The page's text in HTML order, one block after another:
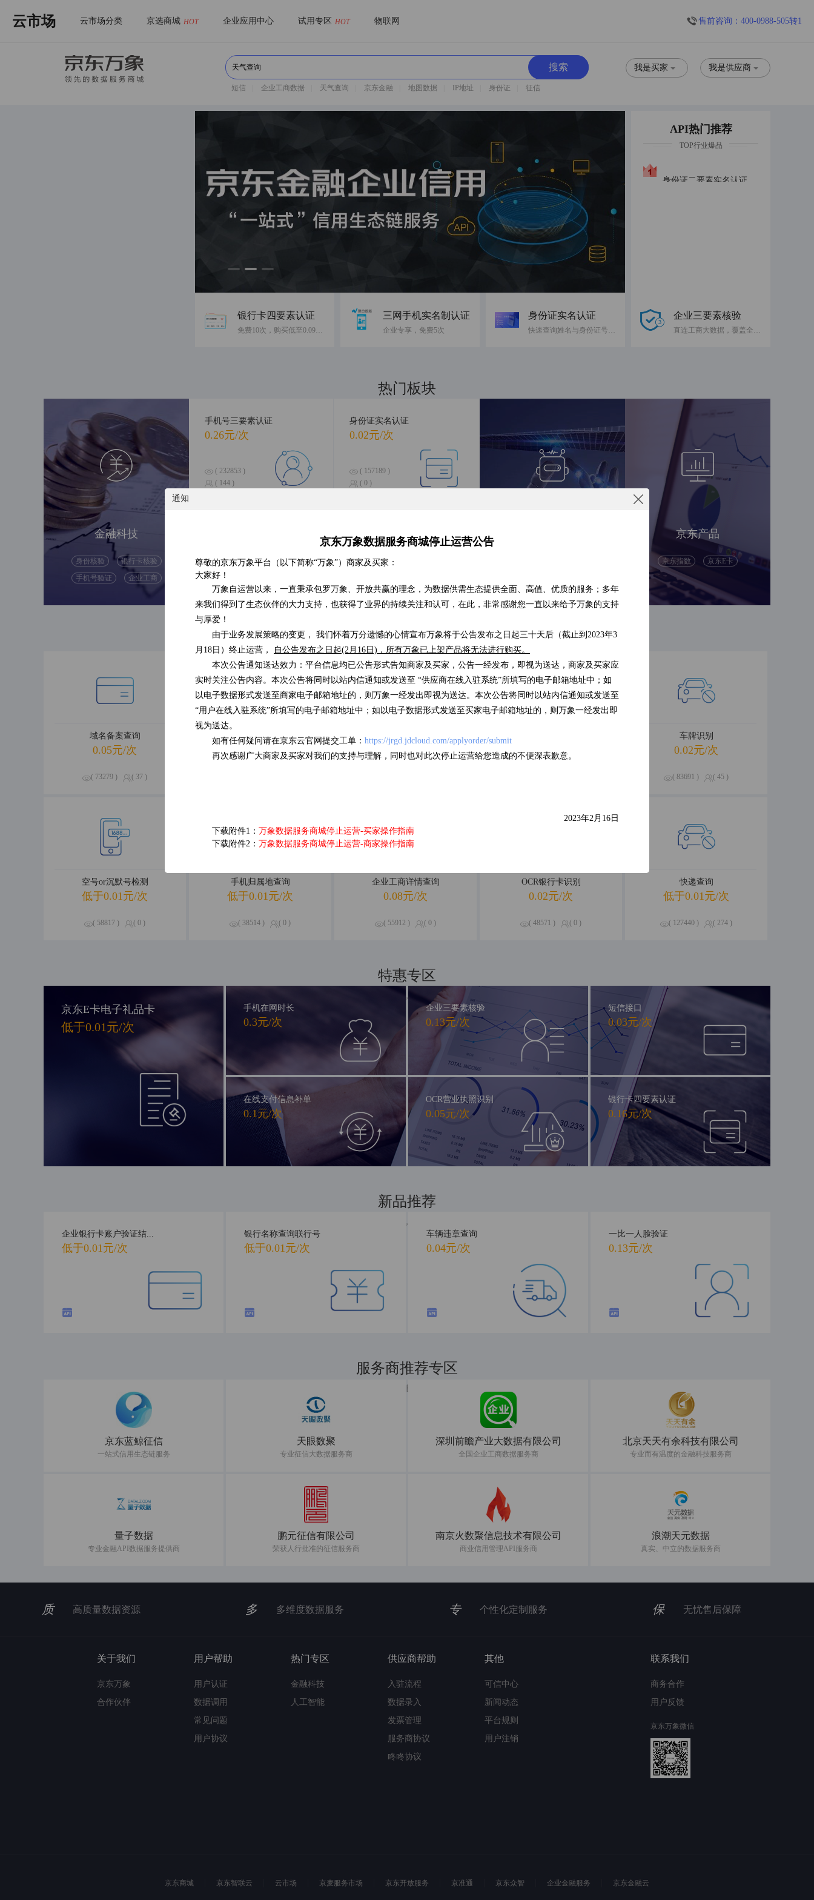
通知
京东万象数据服务商城停止运营公告
尊敬的京东万象平台（以下简称“万象”）商家及买家：
大家好！
万象自运营以来，一直秉承包罗万象、开放共赢的理念，为数据供需生态提供全面、高值、优质的服务；多年
来我们得到了生态伙伴的大力支持，也获得了业界的持续关注和认可，在此，非常感谢您一直以来给予万象的支持
与厚爱！
由于业务发展策略的变更， 我们怀着万分遗憾的心情宣布万象将于公告发布之日起三十天后（截止到2023年3
月18日）终止运营，
自公告发布之日起(2月16日)，所有万象已上架产品将无法进行购买。
本次公告通知送达效力：平台信息均已公告形式告知商家及买家，公告一经发布，即视为送达，商家及买家应
实时关注公告内容。本次公告将同时以站内信通知或发送至 “供应商在线入驻系统”所填写的电子邮箱地址中；如
以电子数据形式发送至商家电子邮箱地址的，则万象一经发出即视为送达。本次公告将同时以站内信通知或发送至
“用户在线入驻系统”所填写的电子邮箱地址中；如以电子数据形式发送至买家电子邮箱地址的，则万象一经发出即
视为送达。
如有任何疑问请在京东云官网提交工单： https://jrgd.jdcloud.com/applyorder/submit
再次感谢广大商家及买家对我们的支持与理解，同时也对此次停止运营给您造成的不便深表歉意。
2023年2月16日
下载附件1： 万象数据服务商城停止运营-买家操作指南
下载附件2： 万象数据服务商城停止运营-商家操作指南
云市场 云市场分类 京选商城 HOT 企业应用中心 试用专区 HOT 物联网 售前咨询：400-0988-505转1
我是供应商
我是买家
短信 企业工商数据 天气查询 京东金融 地图数据 IP地址 身份证 征信
API热门推荐
TOP行业爆品
银行卡四要素认证
免费10次，购买低至0.09元/次
三网手机实名制认证
企业专享，免费5次
身份证实名认证
快速查询姓名与身份证号码是否一致
企业三要素核验
直连工商大数据，覆盖全国企业
热门板块
金融科技
身份核验
银行卡核验
手机号验证
企业工商
手机号三要素认证
0.26元/次
( 232853 )
( 144 )
身份证实名认证
0.02元/次
( 157189 )
( 0 )
( 47592 )
( 0 )
0.16元/次
( 318 )
京东产品
京东指数 京东E卡
优品推荐
海量数据，优选试用
域名备案查询
0.05元/次
( 73279 ) ( 37 )
企业经营信息
0.09元/次
IP地址归属地查询
低于0.01元/次 低于0.01元/次
车牌识别
0.02元/次
( 83691 ) ( 45 )
空号or沉默号检测
低于0.01元/次
( 58817 ) ( 0 )
手机归属地查询
低于0.01元/次
( 38514 ) ( 0 )
企业工商详情查询
0.08元/次
( 55912 ) ( 0 )
OCR银行卡识别
0.02元/次
( 48571 ) ( 0 )
快递查询
低于0.01元/次
( 127440 ) ( 274 )
特惠专区
精品钜惠，尽享不停
京东E卡电子礼品卡
低于0.01元/次
手机在网时长
0.3元/次
在线支付信息补单
0.1元/次
企业三要素核验
0.13元/次
OCR营业执照识别
0.05元/次
短信接口
0.03元/次
银行卡四要素认证
0.16元/次
新品推荐
新品首发，抢先体验
企业银行卡账户验证结...
低于0.01元/次
银行名称查询联行号
低于0.01元/次
车辆违章查询
0.04元/次
一比一人脸验证
0.13元/次
服务商推荐专区
共建数据服务新生态
京东蓝鲸征信
一站式信用生态链服务
天眼数聚
专业征信大数据服务商
深圳前瞻产业大数据有限公司
全国企业工商数据服务商
北京天天有余科技有限公司
专业而有温度的金融科技服务商
量子数据
专业金融API数据服务提供商
鹏元征信有限公司
荣获人行批准的征信服务商
南京火数聚信息技术有限公司
商业信用管理API服务商
浪潮天元数据
真实、中立的数据服务商
质 高质量数据资源 多 多维度数据服务 专 个性化定制服务 保 无忧售后保障
关于我们
京东万象
合作伙伴
用户帮助
用户认证
数据调用
常见问题
用户协议
热门专区
金融科技
人工智能
供应商帮助
入驻流程
数据录入
发票管理
服务商协议
咚咚协议
其他
可信中心
新闻动态
平台规则
用户注销
联系我们
商务合作
用户反馈
京东万象微信
京东商城 京东智联云 云市场 京麦服务市场 京东开放服务 京准通 京东众智 企业金融服务 京东金融云